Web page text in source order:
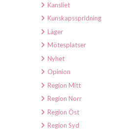
Kansliet
Kunskapsspridning
Läger
Mötesplatser
Nyhet
Opinion
Region Mitt
Region Norr
Region Öst
Region Syd